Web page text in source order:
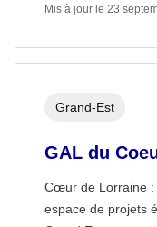
Mis à jour le 23
GAL du
Cœur de Lorraine :
espace de projets
Grand-Est